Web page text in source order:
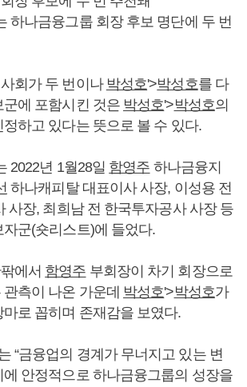
하나금융그룹 회장 후보 명단에 두 번
회가 두 번이나 박성호'>박성호를 다
에 포함시킨 것은 박성호'>박성호의
하고 있다는 뜻으로 볼 수 있다.
2022년 1월28일 함영주 하나금융지
하나캐피탈 대표이사 사장, 이성용 전
사장, 최희남 전 한국투자공사 사장 등
군(숏리스트)에 들었다.
에서 함영주 부회장이 차기 회장으로
측이 나온 가운데 박성호'>박성호가
마로 꼽히며 존재감을 보였다.
“금융업의 경계가 무너지고 있는 변
안정적으로 하나금융그룹의 성장을